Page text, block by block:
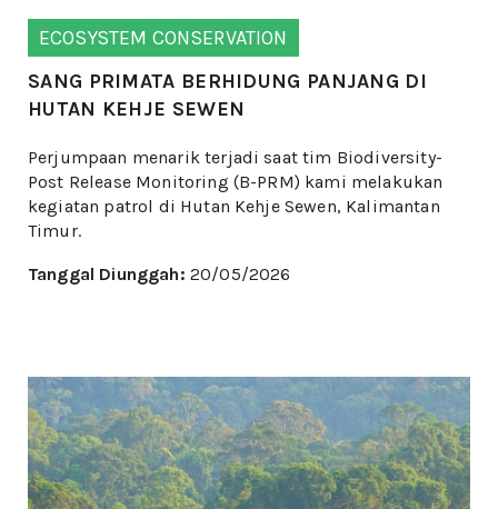
ECOSYSTEM CONSERVATION
SANG PRIMATA BERHIDUNG PANJANG DI
HUTAN KEHJE SEWEN
Perjumpaan menarik terjadi saat tim Biodiversity-
Post Release Monitoring (B-PRM) kami melakukan
kegiatan patrol di Hutan Kehje Sewen, Kalimantan
Timur.
Tanggal Diunggah: 20/05/2026